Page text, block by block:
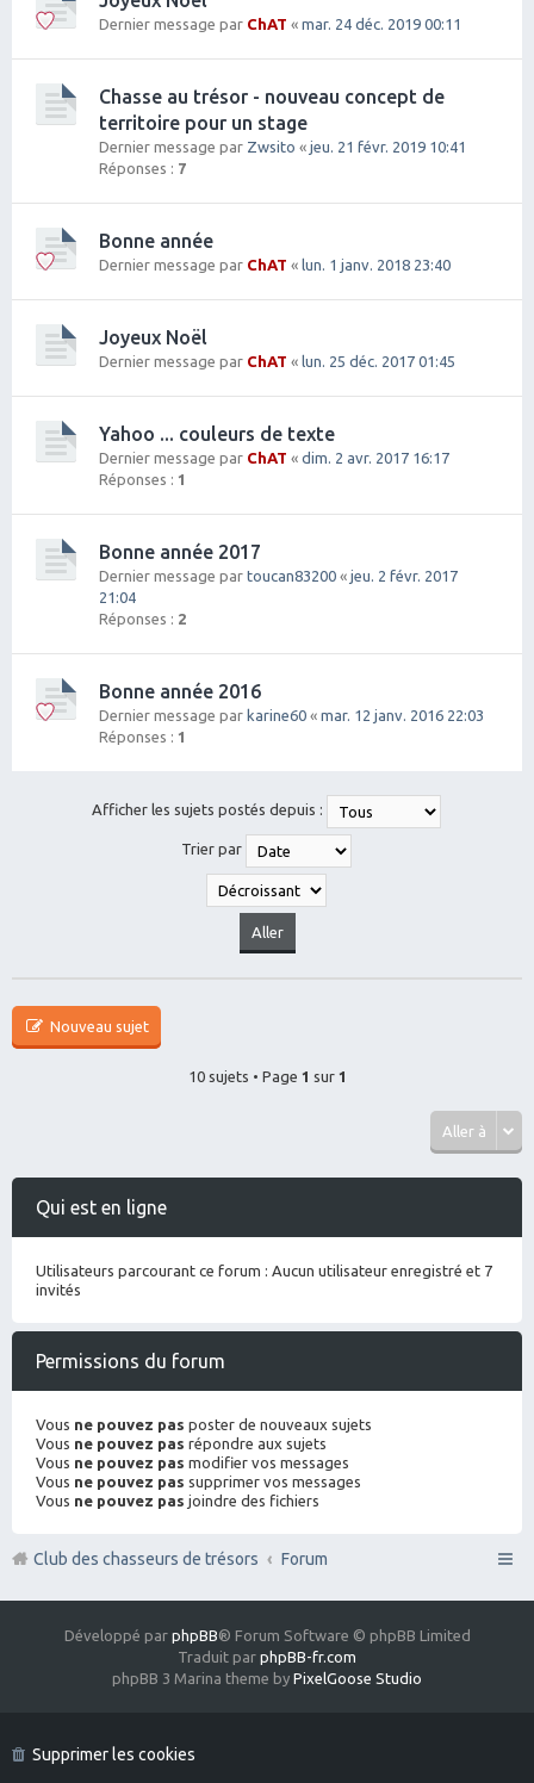
Dernier message par ChAT « mar. 24 déc. 2019 00:11
Chasse au trésor - nouveau concept de
territoire pour un stage
Dernier message par Zwsito « jeu. 21 févr. 2019 10:41
Réponses : 7
Bonne année
Dernier message par ChAT « lun. 1 janv. 2018 23:40
Joyeux Noël
Dernier message par ChAT « lun. 25 déc. 2017 01:45
Yahoo ... couleurs de texte
Dernier message par ChAT « dim. 2 avr. 2017 16:17
Réponses : 1
Bonne année 2017
Dernier message par toucan83200 « jeu. 2 févr. 2017
21:04
Réponses : 2
Bonne année 2016
Dernier message par karine60 « mar. 12 janv. 2016 22:03
Réponses : 1
Afficher les sujets postés depuis :
Trier par
Nouveau sujet
10 sujets • Page 1 sur 1
Aller à
Qui est en ligne
Utilisateurs parcourant ce forum : Aucun utilisateur enregistré et 7
invités
Permissions du forum
Vous ne pouvez pas poster de nouveaux sujets
Vous ne pouvez pas répondre aux sujets
Vous ne pouvez pas modifier vos messages
Vous ne pouvez pas supprimer vos messages
Vous ne pouvez pas joindre des fichiers
Club des chasseurs de trésors Forum
Développé par phpBB® Forum Software © phpBB Limited
Traduit par phpBB-fr.com
phpBB 3 Marina theme by PixelGoose Studio
Supprimer les cookies